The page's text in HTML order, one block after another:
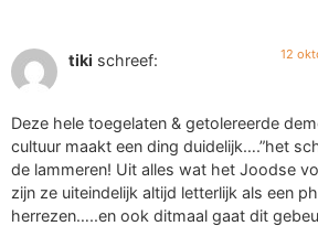
tiki schreef: 12
Deze hele toegelaten & getolereerde
cultuur maakt een ding duidelijk….”het
de lammeren! Uit alles wat het Joodse
zijn ze uiteindelijk altijd letterlijk als een
herrezen…..en ook ditmaal gaat dit